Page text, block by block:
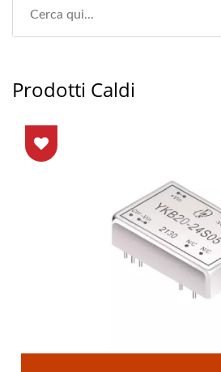
Prodotti Caldi